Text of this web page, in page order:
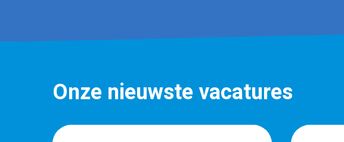
Onze nieuwste vacatures